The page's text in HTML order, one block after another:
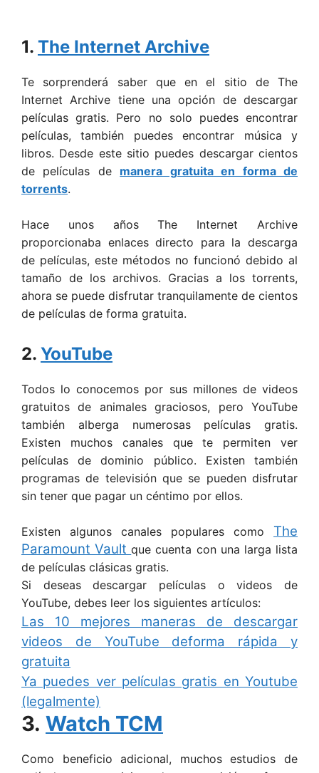
1. The Internet Archive
Te sorprenderá saber que en el sitio de The
Internet Archive tiene una opción de descargar
películas gratis. Pero no solo puedes encontrar
películas, también puedes encontrar música y
libros. Desde este sitio puedes descargar cientos
de películas de manera gratuita en forma de
torrents.
Hace unos años The Internet Archive
proporcionaba enlaces directo para la descarga
de películas, este métodos no funcionó debido al
tamaño de los archivos. Gracias a los torrents,
ahora se puede disfrutar tranquilamente de cientos
de películas de forma gratuita.
2. YouTube
Todos lo conocemos por sus millones de videos
gratuitos de animales graciosos, pero YouTube
también alberga numerosas películas gratis.
Existen muchos canales que te permiten ver
películas de dominio público. Existen también
programas de televisión que se pueden disfrutar
sin tener que pagar un céntimo por ellos.
Existen algunos canales populares como The
Paramount Vaultque cuenta con una larga lista
de películas clásicas gratis.
Si deseas descargar películas o videos de
YouTube, debes leer los siguientes artículos:
Las 10 mejores maneras de descargar
videos de YouTube deforma rápida y
gratuita
Ya puedes ver películas gratis en Youtube
(legalmente)
3. Watch TCM
Como beneficio adicional, muchos estudios de